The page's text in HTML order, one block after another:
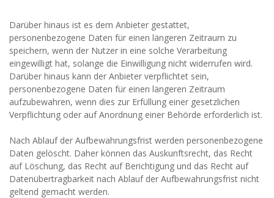
Darüber hinaus ist es dem Anbieter gestattet,
personenbezogene Daten für einen längeren Zeitraum zu
speichern, wenn der Nutzer in eine solche Verarbeitung
eingewilligt hat, solange die Einwilligung nicht widerrufen wird.
Darüber hinaus kann der Anbieter verpflichtet sein,
personenbezogene Daten für einen längeren Zeitraum
aufzubewahren, wenn dies zur Erfüllung einer gesetzlichen
Verpflichtung oder auf Anordnung einer Behörde erforderlich ist.
Nach Ablauf der Aufbewahrungsfrist werden personenbezogene
Daten gelöscht. Daher können das Auskunftsrecht, das Recht
auf Löschung, das Recht auf Berichtigung und das Recht auf
Datenübertragbarkeit nach Ablauf der Aufbewahrungsfrist nicht
geltend gemacht werden.